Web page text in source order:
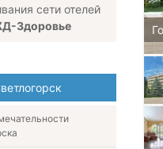
сети отелей
Здоровье